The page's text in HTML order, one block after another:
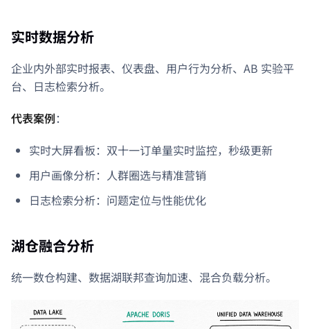
实时数据分析
企业内外部实时报表、仪表盘、用户行为分析、AB 实验平
台、日志检索分析。
代表案例：
实时大屏看板：双十一订单量实时监控，秒级更新
用户画像分析：人群圈选与精准营销
日志检索分析：问题定位与性能优化
湖仓融合分析
统一数仓构建、数据湖联邦查询加速、混合负载分析。